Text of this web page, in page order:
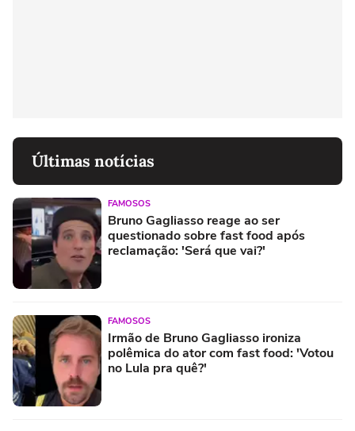
Últimas notícias
FAMOSOS
Bruno Gagliasso reage ao ser
questionado sobre fast food após
reclamação: 'Será que vai?'
FAMOSOS
Irmão de Bruno Gagliasso ironiza
polêmica do ator com fast food: 'Votou
no Lula pra quê?'